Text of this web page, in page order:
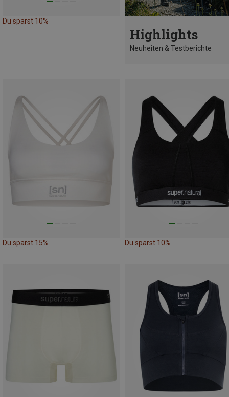
Du sparst 10%
Highlights
Neuheiten & Testberichte
Du sparst 15% Du sparst 10%